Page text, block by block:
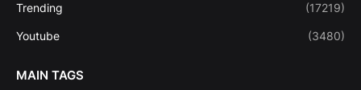
Trending (17219)
Youtube (3480)
MAIN TAGS